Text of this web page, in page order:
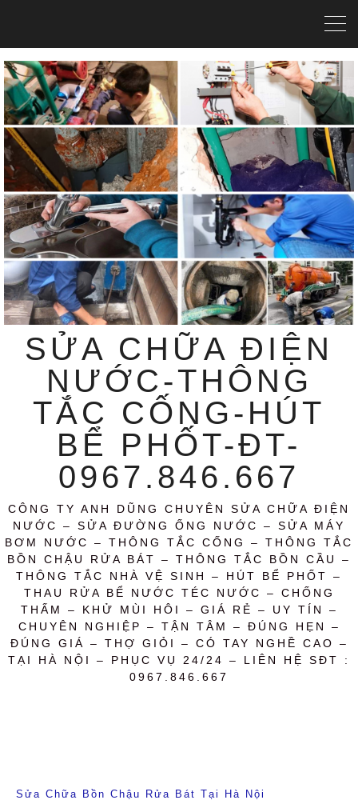
SỬA CHỮA ĐIỆN
NƯỚC-THÔNG
TẮC CỐNG-HÚT
BỂ PHỐT-ĐT-
0967.846.667
CÔNG TY ANH DŨNG CHUYÊN SỬA CHỮA ĐIỆN
NƯỚC – SỬA ĐƯỜNG ỐNG NƯỚC – SỬA MÁY
BƠM NƯỚC – THÔNG TẮC CỐNG – THÔNG TẮC
BỒN CHẬU RỬA BÁT – THÔNG TẮC BỒN CẦU –
THÔNG TẮC NHÀ VỆ SINH – HÚT BỂ PHỐT –
THAU RỬA BỂ NƯỚC TÉC NƯỚC – CHỐNG
THẤM – KHỬ MÙI HÔI – GIÁ RẺ – UY TÍN –
CHUYÊN NGHIỆP – TẬN TÂM – ĐÚNG HẸN –
ĐÚNG GIÁ – THỢ GIỎI – CÓ TAY NGHỀ CAO –
TẠI HÀ NỘI – PHỤC VỤ 24/24 – LIÊN HỆ SĐT :
0967.846.667
Sửa Chữa Bồn Chậu Rửa Bát Tại Hà Nội